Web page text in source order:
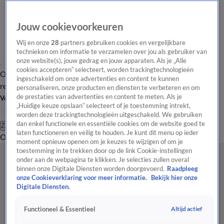
Overzicht Laatste nieuws Regionieuws Het beste van Hart
Tip de
redactie
Volg Hart van Nederland
Zoeken
OverzichtRegioUitzendingenWeerTip de redactiePanelVideo's
Jouw cookievoorkeuren
Wij en onze28 partners gebruiken cookies en vergelijkbare
technieken om informatie te verzamelen over jou als gebruiker van
onze website(s), jouw gedrag en jouw apparaten. Als je „Alle
cookies accepteren” selecteert, worden trackingtechnologieën
ingeschakeld om onze advertenties en content te kunnen
personaliseren, onze producten en diensten te verbeteren en om
de prestaties van advertenties en content te meten. Als je
„Huidige keuze opslaan” selecteert of je toestemming intrekt,
worden deze trackingtechnologieën uitgeschakeld. We gebruiken
dan enkel functionele en essentiële cookies om de website goed te
laten functioneren en veilig te houden. Je kunt dit menu op ieder
moment opnieuw openen om je keuzes te wijzigen of om je
toestemming in te trekken door op de link Cookie-instellingen
onder aan de webpagina te klikken. Je selecties zullen overal
binnen onze Digitale Diensten worden doorgevoerd. Raadpleeg
onze Cookieverklaring voor meer informatie.
Bekijk hier onze
Digitale Diensten.
Functioneel & Essentieel Altijd actief